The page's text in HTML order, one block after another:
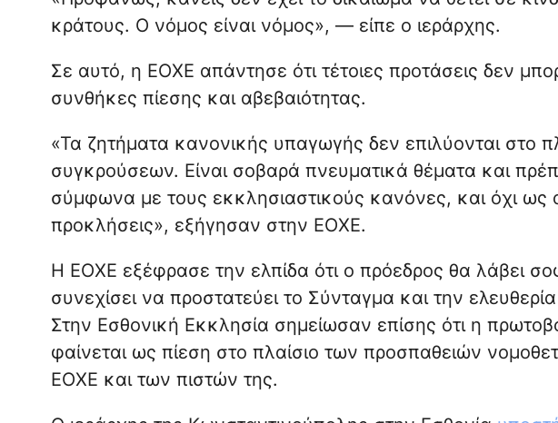
κράτους. Ο νόμος είναι νόμος», — είπε ο ιεράρχης.
Σε αυτό, η ΕΟΧΕ απάντησε ότι τέτοιες προτάσεις δεν
συνθήκες πίεσης και αβεβαιότητας.
«Τα ζητήματα κανονικής υπαγωγής δεν επιλύονται στο
συγκρούσεων. Είναι σοβαρά πνευματικά θέματα και
σύμφωνα με τους εκκλησιαστικούς κανόνες, και όχι ως
προκλήσεις», εξήγησαν στην ΕΟΧΕ.
Η ΕΟΧΕ εξέφρασε την ελπίδα ότι ο πρόεδρος θα λάβει
συνεχίσει να προστατεύει το Σύνταγμα και την
Στην Εσθονική Εκκλησία σημείωσαν επίσης ότι η
φαίνεται ως πίεση στο πλαίσιο των προσπαθειών
ΕΟΧΕ και των πιστών της.